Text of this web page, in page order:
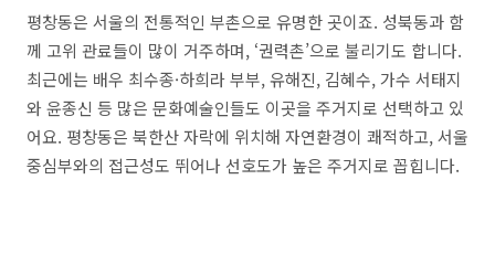
평창동은 서울의 전통적인 부촌으로 유명한 곳이죠. 성북동과 함
께 고위 관료들이 많이 거주하며, ‘권력촌’으로 불리기도 합니다.
최근에는 배우 최수종·하희라 부부, 유해진, 김혜수, 가수 서태지
와 윤종신 등 많은 문화예술인들도 이곳을 주거지로 선택하고 있
어요. 평창동은 북한산 자락에 위치해 자연환경이 쾌적하고, 서울
중심부와의 접근성도 뛰어나 선호도가 높은 주거지로 꼽힙니다.